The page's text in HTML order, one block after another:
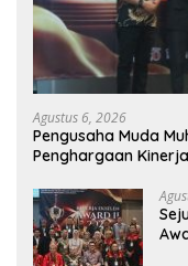
Agustus 6, 2026
Pengusaha Muda
Penghargaan